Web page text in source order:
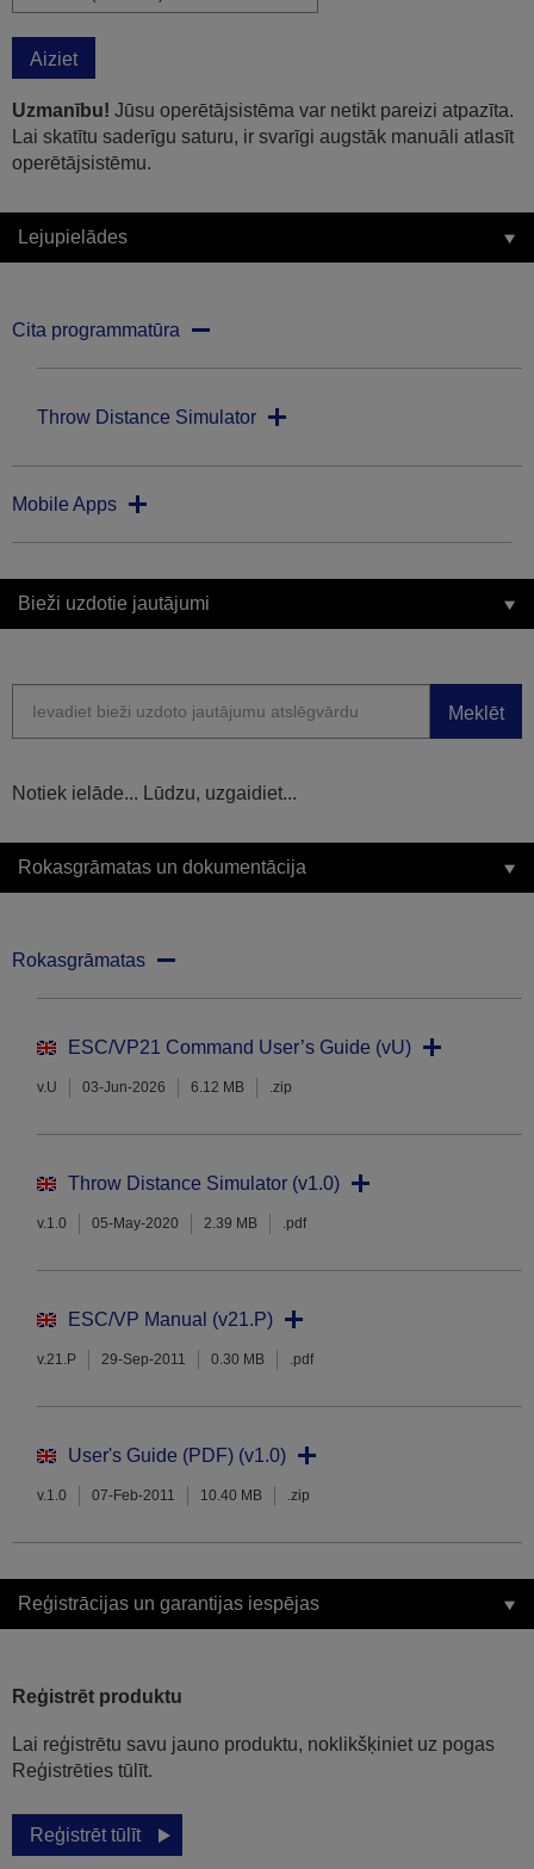
Aiziet
Uzmanību! Jūsu operētājsistēma var netikt pareizi atpazīta.
Lai skatītu saderīgu saturu, ir svarīgi augstāk manuāli atlasīt
operētājsistēmu.
Lejupielādes
Cita programmatūra
Throw Distance Simulator
Mobile Apps
Bieži uzdotie jautājumi
Meklēt
Notiek ielāde... Lūdzu, uzgaidiet...
Rokasgrāmatas un dokumentācija
Rokasgrāmatas
ESC/VP21 Command User’s Guide (vU)
v.U 03-Jun-2026 6.12 MB .zip
Throw Distance Simulator (v1.0)
v.1.0 05-May-2020 2.39 MB .pdf
ESC/VP Manual (v21.P)
v.21.P 29-Sep-2011 0.30 MB .pdf
User's Guide (PDF) (v1.0)
v.1.0 07-Feb-2011 10.40 MB .zip
Reģistrācijas un garantijas iespējas
Reģistrēt produktu
Lai reģistrētu savu jauno produktu, noklikšķiniet uz pogas
Reģistrēties tūlīt.
Reģistrēt tūlīt